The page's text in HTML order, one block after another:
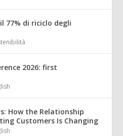
77% di riciclo degli
2026: first
How the Relationship
Customers Is Changing